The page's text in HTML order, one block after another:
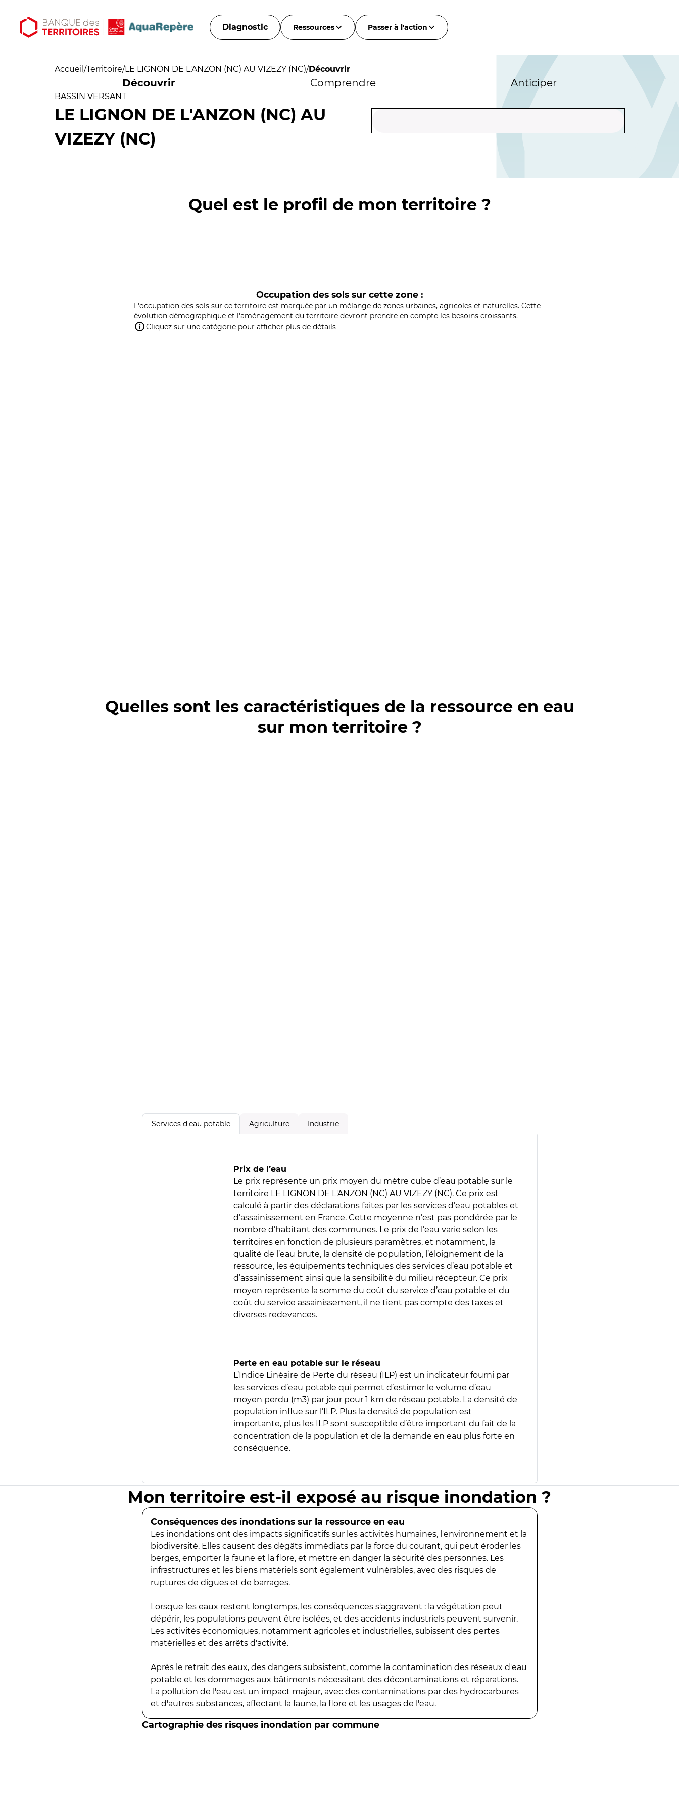
Diagnostic Ressources Passer à l'action
Accueil /Territoire/LE LIGNON DE L'ANZON (NC) AU VIZEZY (NC)/Découvrir
Découvrir Comprendre Anticiper
BASSIN VERSANT
LE LIGNON DE L'ANZON (NC) AU
VIZEZY (NC)
Quel est le profil de mon territoire ?
Occupation des sols sur cette zone :
L'occupation des sols sur ce territoire est marquée par un mélange de zones urbaines, agricoles et naturelles. Cette
évolution démographique et l'aménagement du territoire devront prendre en compte les besoins croissants.
Cliquez sur une catégorie pour afficher plus de détails
Quelles sont les caractéristiques de la ressource en eau
sur mon territoire ?
Services d'eau potable Agriculture Industrie
Prix de l’eau
Le prix représente un prix moyen du mètre cube d’eau potable sur le
territoire LE LIGNON DE L'ANZON (NC) AU VIZEZY (NC). Ce prix est
calculé à partir des déclarations faites par les services d’eau potables et
d’assainissement en France. Cette moyenne n’est pas pondérée par le
nombre d’habitant des communes. Le prix de l’eau varie selon les
territoires en fonction de plusieurs paramètres, et notamment, la
qualité de l’eau brute, la densité de population, l’éloignement de la
ressource, les équipements techniques des services d’eau potable et
d’assainissement ainsi que la sensibilité du milieu récepteur. Ce prix
moyen représente la somme du coût du service d’eau potable et du
coût du service assainissement, il ne tient pas compte des taxes et
diverses redevances.
Perte en eau potable sur le réseau
L’Indice Linéaire de Perte du réseau (ILP) est un indicateur fourni par
les services d’eau potable qui permet d’estimer le volume d’eau
moyen perdu (m3) par jour pour 1 km de réseau potable. La densité de
population influe sur l’ILP. Plus la densité de population est
importante, plus les ILP sont susceptible d’être important du fait de la
concentration de la population et de la demande en eau plus forte en
conséquence.
Mon territoire est-il exposé au risque inondation ?
Conséquences des inondations sur la ressource en eau
Les inondations ont des impacts significatifs sur les activités humaines, l'environnement et la
biodiversité. Elles causent des dégâts immédiats par la force du courant, qui peut éroder les
berges, emporter la faune et la flore, et mettre en danger la sécurité des personnes. Les
infrastructures et les biens matériels sont également vulnérables, avec des risques de
ruptures de digues et de barrages.
Lorsque les eaux restent longtemps, les conséquences s'aggravent : la végétation peut
dépérir, les populations peuvent être isolées, et des accidents industriels peuvent survenir.
Les activités économiques, notamment agricoles et industrielles, subissent des pertes
matérielles et des arrêts d'activité.
Après le retrait des eaux, des dangers subsistent, comme la contamination des réseaux d'eau
potable et les dommages aux bâtiments nécessitant des décontaminations et réparations.
La pollution de l'eau est un impact majeur, avec des contaminations par des hydrocarbures
et d'autres substances, affectant la faune, la flore et les usages de l'eau.
Cartographie des risques inondation par commune